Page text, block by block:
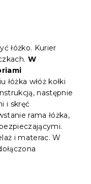
łóżko. Kurier
W
łóżka włóż kołki
następnie
i skręć
rama łóżka,
i materac. W